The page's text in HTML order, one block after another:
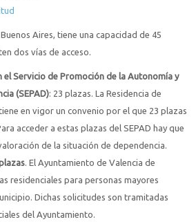
Aires, tiene una capacidad de 45
dos vías de acceso.
el Servicio de Promoción de la Autonomía y
(SEPAD): 23 plazas. La Residencia de
en vigor un convenio por el que 23 plazas
acceder a estas plazas del SEPAD hay que
de la situación de dependencia.
. El Ayuntamiento de Valencia de
residenciales para personas mayores
Dichas solicitudes son tramitadas
del Ayuntamiento.